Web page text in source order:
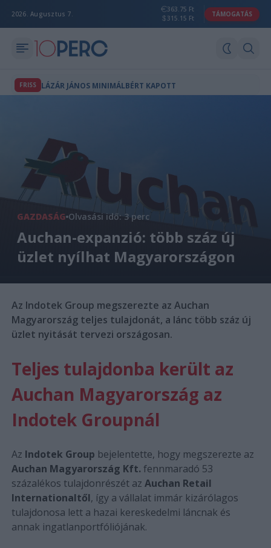
2026. Augusztus 7.
363.75 Ft
315.15 Ft
TÁMOGATÁS
FRISS LÁZÁR JÁNOS MINIMÁLBÉRT KAPOTT
GAZDASÁG Olvasási idő: 3 perc
Auchan-expanzió: több száz új
üzlet nyílhat Magyarországon
Az Indotek Group megszerezte az Auchan
Magyarország teljes tulajdonát, a lánc több száz új
üzlet nyitását tervezi országosan.
Teljes tulajdonba került az
Auchan Magyarország az
Indotek Groupnál
Az Indotek Group bejelentette, hogy megszerezte az
Auchan Magyarország Kft. fennmaradó 53
százalékos tulajdonrészét az Auchan Retail
Internationaltől, így a vállalat immár kizárólagos
tulajdonosa lett a hazai kereskedelmi láncnak és
annak ingatlanportfóliójának.